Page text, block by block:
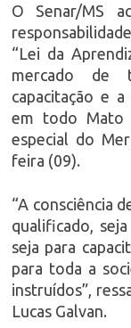
O Senar/MS
“Lei da
mercado de
capacitação e
em todo Mato
especial do
feira (09).
“A consciência
qualificado,
seja para
para toda a
instruídos”,
Lucas Galvan.